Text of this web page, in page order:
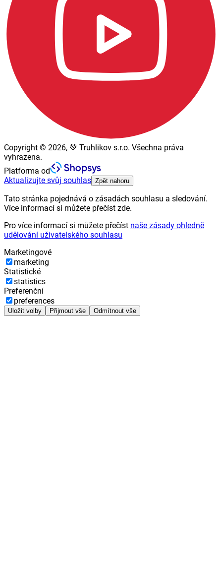
Copyright © 2026, 💚 Truhlikov s.r.o. Všechna práva
vyhrazena.
Platforma od
Aktualizujte svůj souhlas Zpět nahoru
Tato stránka pojednává o zásadách souhlasu a sledování.
Více informací si můžete přečíst zde.
Pro více informací si můžete přečíst naše zásady ohledně
udělování uživatelského souhlasu
Marketingové
marketing
Statistické
statistics
Preferenční
preferences
Uložit volby Přijmout vše Odmítnout vše